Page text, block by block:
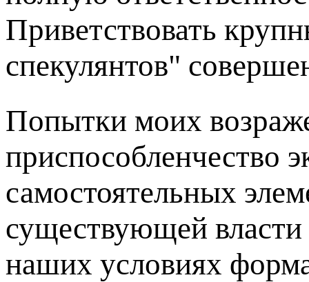
Приветствовать
спекулянтов"
Попытки моих
приспособленчество
самостоятельных
существующей
наших условиях